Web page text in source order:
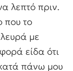
λεπτό πριν.
που το
με
είδα ότι
πάνω μου